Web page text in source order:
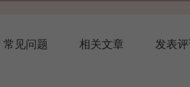
常见问题 相关文章 发表